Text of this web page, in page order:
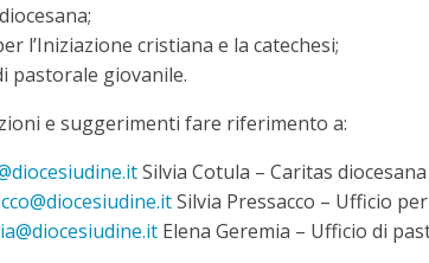
l’Iniziazione cristiana e la catechesi;
pastorale giovanile.
e suggerimenti fare riferimento a:
Silvia Cotula – Caritas diocesana
Silvia Pressacco – Ufficio
Elena Geremia – Ufficio di